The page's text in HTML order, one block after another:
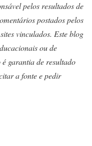
pelos resultados de
postados pelos
vinculados. Este blog
ou de
garantia de resultado
a fonte e pedir